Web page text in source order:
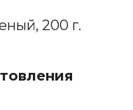
200 г.